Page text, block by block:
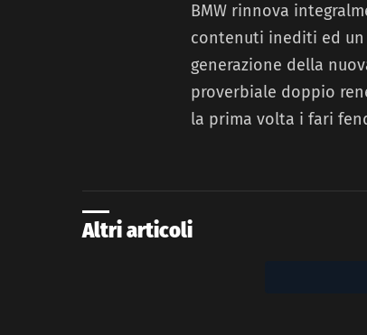
BMW rinnova
contenuti inediti ed un
generazione della
proverbiale doppio
la prima volta i fari
Altri articoli